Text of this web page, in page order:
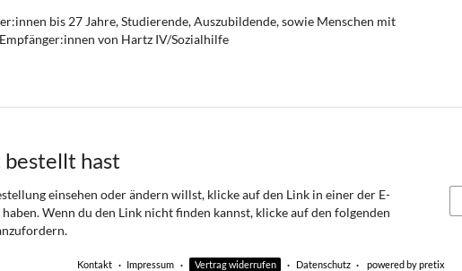
bis 27 Jahre, Studierende, Auszubildende, sowie Menschen mit
von Hartz IV/Sozialhilfe
hast
einsehen oder ändern willst, klicke auf den Link in einer der E-
Wenn du den Link nicht finden kannst, klicke auf den folgenden
Kontakt Impressum Vertrag widerrufen Datenschutz powered by pretix